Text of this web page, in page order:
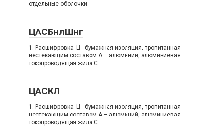
отдельные оболочки
ЦАСБнлШнг
1. Расшифровка. Ц - бумажная изоляция, пропитанная
нестекающим составом А – алюминий, алюминиевая
токопроводящая жила C –
ЦАСКЛ
1. Расшифровка. Ц - бумажная изоляция, пропитанная
нестекающим составом А – алюминий, алюминиевая
токопроводящая жила C –